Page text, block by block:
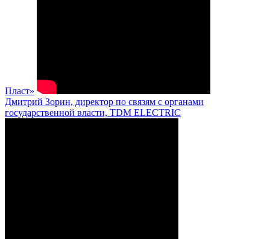
Пласт»
Дмитрий Зорин, директор по связям с органами
государственной власти, TDM ELECTRIC